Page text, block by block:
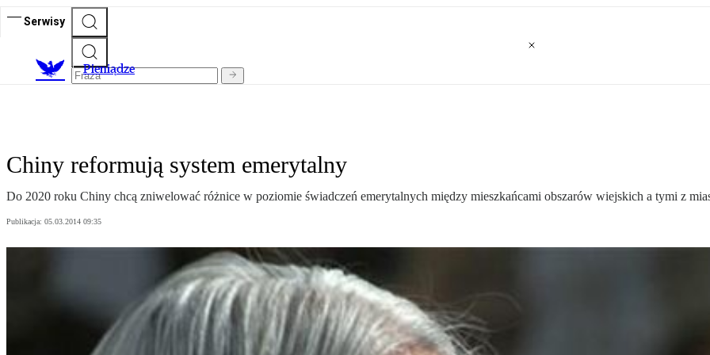
Serwisy
Pieniądze
Chiny reformują system emerytalny
Do 2020 roku Chiny chcą zniwelować różnice w poziomie świadczeń emerytalnych między mieszkańcami obszarów wiejskich a tymi z
Publikacja: 05.03.2014 09:35